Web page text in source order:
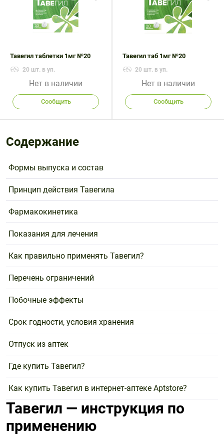
Тавегил таблетки 1мг №20
20 шт. в уп.
Нет в наличии
Сообщить
Тавегил таб 1мг №20
20 шт. в уп.
Нет в наличии
Сообщить
Содержание
Формы выпуска и состав
Принцип действия Тавегила
Фармакокинетика
Показания для лечения
Как правильно применять Тавегил?
Перечень ограничений
Побочные эффекты
Срок годности, условия хранения
Отпуск из аптек
Где купить Тавегил?
Как купить Тавегил в интернет-аптеке Aptstore?
Тавегил — инструкция по
применению
Противоаллергические
препараты
Противовоспалительные
препараты
препараты
препараты
препараты
Растительные
препараты
Сердечно-
сосудистые
Система
обмена
Средства
алкоголизма
и курения
Поливитаминные
комплексы
Пробиотики
Сахарный
Тонизирующие
Фиточай/